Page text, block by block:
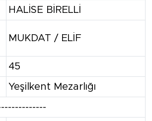
HALİSE BİRELLİ
MUKDAT / ELİF
45
Yeşilkent Mezarlığı